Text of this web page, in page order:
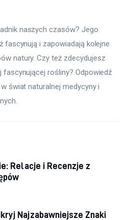
naszych czasów? Jego
fascynują i zapowiadają kolejne
natury. Czy też zdecydujesz
fascynującej rośliny? Odpowiedź
świat naturalnej medycyny i
Relacje i Recenzje z
Najzabawniejsze Znaki